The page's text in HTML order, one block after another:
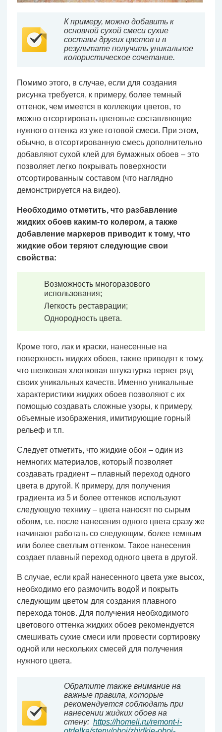
К примеру, можно добавить к
основной сухой смеси сухие
составы других цветов и в
результате получить уникальное
колористическое сочетание.
Помимо этого, в случае, если для создания
рисунка требуется, к примеру, более темный
оттенок, чем имеется в коллекции цветов, то
можно отсортировать цветовые составляющие
нужного оттенка из уже готовой смеси. При этом,
обычно, в отсортированную смесь дополнительно
добавляют сухой клей для бумажных обоев – это
позволяет легко покрывать поверхности
отсортированным составом (что наглядно
демонстрируется на видео).
Необходимо отметить, что разбавление
жидких обоев каким-то колером, а также
добавление маркеров приводит к тому, что
жидкие обои теряют следующие свои
свойства:
Возможность многоразового
использования;
Легкость реставрации;
Однородность цвета.
Кроме того, лак и краски, нанесенные на
поверхность жидких обоев, также приводят к тому,
что шелковая хлопковая штукатурка теряет ряд
своих уникальных качеств. Именно уникальные
характеристики жидких обоев позволяют с их
помощью создавать сложные узоры, к примеру,
объемные изображения, имитирующие горный
рельеф и т.п.
Следует отметить, что жидкие обои – один из
немногих материалов, который позволяет
создавать градиент – плавный переход одного
цвета в другой. К примеру, для получения
градиента из 5 и более оттенков используют
следующую технику – цвета наносят по сырым
обоям, т.е. после нанесения одного цвета сразу же
начинают работать со следующим, более темным
или более светлым оттенком. Такое нанесения
создает плавный переход одного цвета в другой.
В случае, если край нанесенного цвета уже высох,
необходимо его размочить водой и покрыть
следующим цветом для создания плавного
перехода тонов. Для получения необходимого
цветового оттенка жидких обоев рекомендуется
смешивать сухие смеси или провести сортировку
одной или нескольких смесей для получения
нужного цвета.
Обратите также внимание на
важные правила, которые
рекомендуется соблюдать при
нанесении жидких обоев на
стену: https://homeli.ru/remont-i-